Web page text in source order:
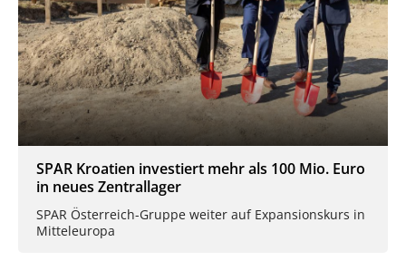
SPAR Kroatien investiert mehr als 100 Mio. Euro
in neues Zentrallager
SPAR Österreich-Gruppe weiter auf Expansionskurs in
Mitteleuropa